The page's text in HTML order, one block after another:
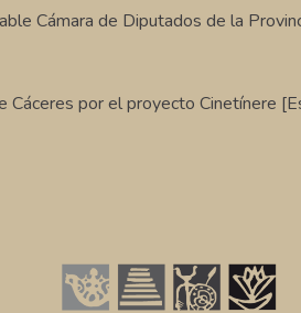
Cámara de Diputados de la
por el proyecto Cinetínere